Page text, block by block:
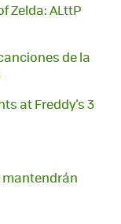
Zelda: ALttP
de la
at Freddy's 3
mantendrán